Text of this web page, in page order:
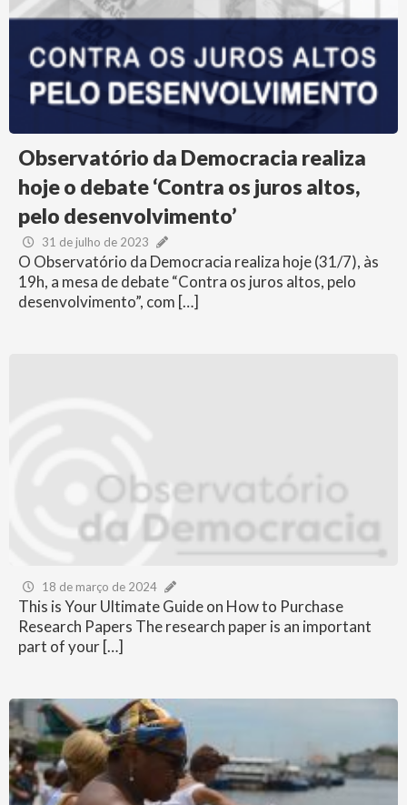
Observatório da Democracia realiza
hoje o debate ‘Contra os juros altos,
pelo desenvolvimento’
31 de julho de 2023
O Observatório da Democracia realiza hoje (31/7), às
19h, a mesa de debate “Contra os juros altos, pelo
desenvolvimento”, com […]
18 de março de 2024
This is Your Ultimate Guide on How to Purchase
Research Papers The research paper is an important
part of your […]